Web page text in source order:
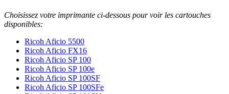
Choisissez votre imprimante ci-dessous pour voir les cartouches
disponibles:
Ricoh Aficio 5500
Ricoh Aficio FX16
Ricoh Aficio SP 100
Ricoh Aficio SP 100e
Ricoh Aficio SP 100SF
Ricoh Aficio SP 100SFe